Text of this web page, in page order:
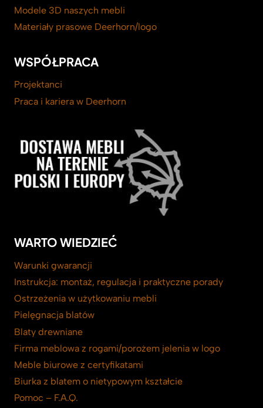
Modele 3D naszych mebli
Materiały prasowe Deerhorn/logo
WSPÓŁPRACA
Projektanci
Praca i kariera w Deerhorn
WARTO WIEDZIEĆ
Warunki gwarancji
Instrukcja: montaż, regulacja i praktyczne porady
Ostrzeżenia w użytkowaniu mebli
Pielęgnacja blatów
Blaty drewniane
Firma meblowa z rogami/porożem jelenia w logo
Meble biurowe z certyfikatami
Biurka z blatem o nietypowym kształcie
Pomoc – F.A.Q.